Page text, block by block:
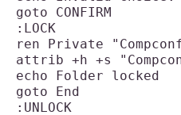
goto CONFIRM
:LOCK
ren Private
attrib +h +s
echo Folder locked
goto End
:UNLOCK